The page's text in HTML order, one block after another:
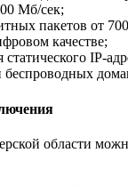
Мб/сек;
пакетов от
качестве;
IP-
области